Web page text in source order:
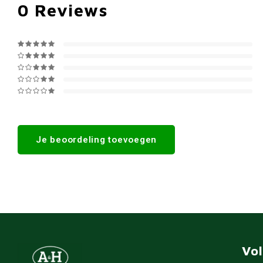
0 Reviews
Je beoordeling toevoegen